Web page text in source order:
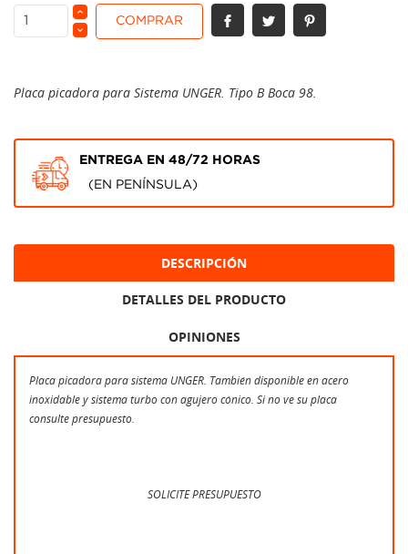
COMPRAR
Placa picadora para Sistema UNGER. Tipo B Boca 98.
ENTREGA EN 48/72 HORAS
(EN PENÍNSULA)
DESCRIPCIÓN
DETALLES DEL PRODUCTO
OPINIONES
Placa picadora para sistema UNGER. También disponible en acero
inoxidable y sistema turbo con agujero cónico. Si no ve su placa
consulte presupuesto.
SOLICITE PRESUPUESTO